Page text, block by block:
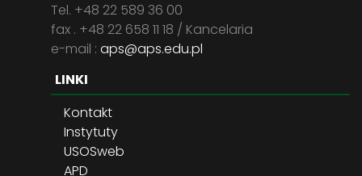
Tel. +48 22 589 36 00
fax . +48 22 658 11 18 / Kancelaria
e-mail : aps@aps.edu.pl
LINKI
Kontakt
Instytuty
USOSweb
APD